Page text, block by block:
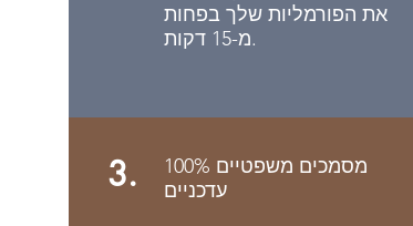
את הפורמליות שלך בפחות
מ-15 דקות.
3.
100% מסמכים משפטיים
עדכניים